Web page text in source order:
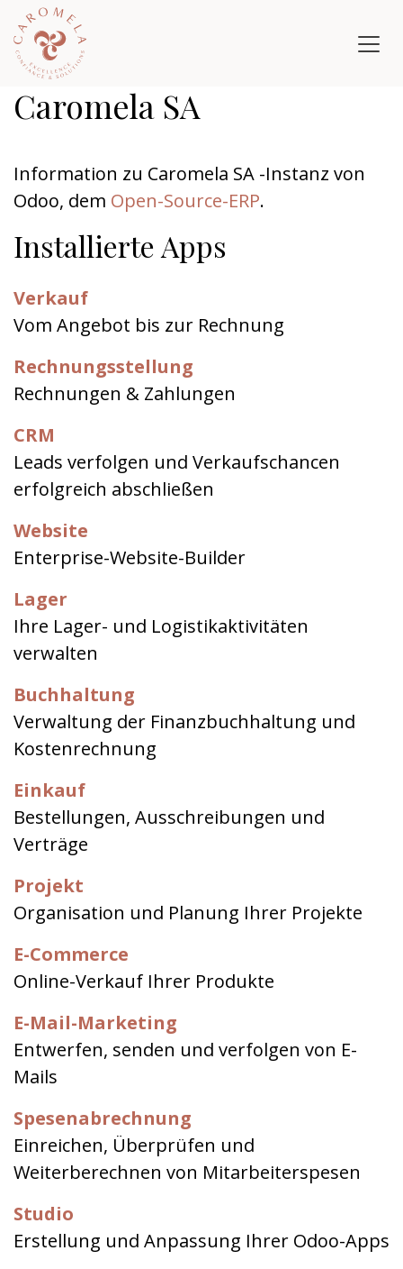
Zum Inhalt springen
Caromela SA
Information zu Caromela SA -Instanz von
Odoo, dem Open-Source-ERP.
Installierte Apps
Verkauf
Vom Angebot bis zur Rechnung
Rechnungsstellung
Rechnungen & Zahlungen
CRM
Leads verfolgen und Verkaufschancen
erfolgreich abschließen
Website
Enterprise-Website-Builder
Lager
Ihre Lager- und Logistikaktivitäten
verwalten
Buchhaltung
Verwaltung der Finanzbuchhaltung und
Kostenrechnung
Einkauf
Bestellungen, Ausschreibungen und
Verträge
Projekt
Organisation und Planung Ihrer Projekte
E-Commerce
Online-Verkauf Ihrer Produkte
E-Mail-Marketing
Entwerfen, senden und verfolgen von E-
Mails
Spesenabrechnung
Einreichen, Überprüfen und
Weiterberechnen von Mitarbeiterspesen
Studio
Erstellung und Anpassung Ihrer Odoo-Apps